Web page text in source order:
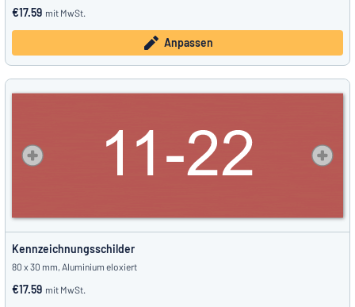
€17.59 mit MwSt.
Anpassen
Kennzeichnungsschilder
80 x 30 mm, Aluminium eloxiert
€17.59 mit MwSt.